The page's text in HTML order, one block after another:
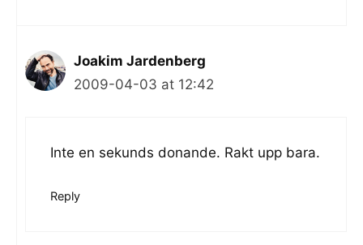
Joakim Jardenberg
2009-04-03 at 12:42
Inte en sekunds donande. Rakt upp bara.
Reply